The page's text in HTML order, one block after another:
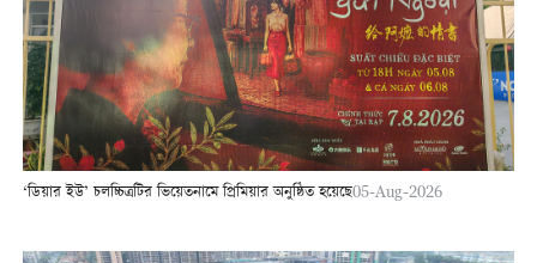
‘ডিয়ার ইউ’ চলচ্চিত্রটির ভিয়েতনামে প্রিমিয়ার অনুষ্ঠিত হয়েছে05-Aug-2026